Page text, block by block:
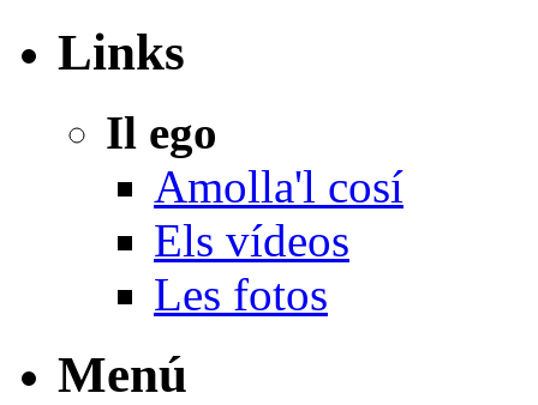
Links
Il ego
Amolla'l cosí
Els vídeos
Les fotos
Menú